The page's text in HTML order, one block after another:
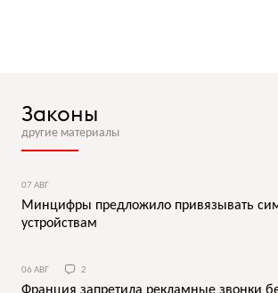
Законы
другие материалы
07 АВГ
Минцифры предложило привязывать
устройствам
06 АВГ 2